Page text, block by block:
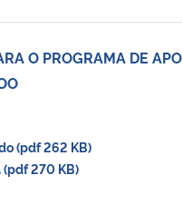
O PROGRAMA DE
(pdf 262 KB)
(pdf 270 KB)